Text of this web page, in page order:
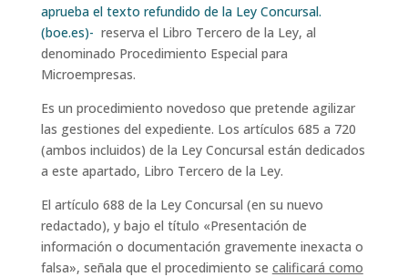
aprueba el texto refundido de la Ley Concursal.
(boe.es)- reserva el Libro Tercero de la Ley, al
denominado Procedimiento Especial para
Microempresas.
Es un procedimiento novedoso que pretende agilizar
las gestiones del expediente. Los artículos 685 a 720
(ambos incluidos) de la Ley Concursal están dedicados
a este apartado, Libro Tercero de la Ley.
El artículo 688 de la Ley Concursal (en su nuevo
redactado), y bajo el título «Presentación de
información o documentación gravemente inexacta o
falsa», señala que el procedimiento se calificará como